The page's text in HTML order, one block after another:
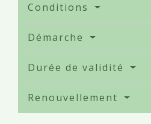
Conditions
Démarche
Durée de validité
Renouvellement